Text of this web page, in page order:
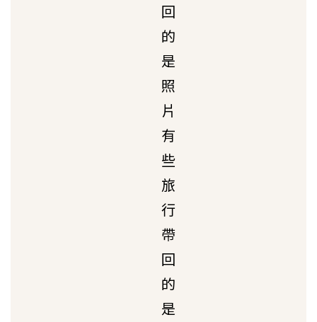
回
的
是
照
片
有
些
旅
行
帶
回
的
是